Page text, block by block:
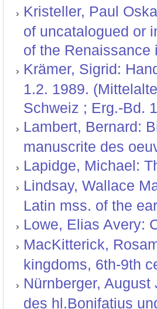
Kristeller, Paul
of uncatalogued or
of the Renaissance
Krämer, Sigrid:
1.2. 1989.
Schweiz ; Erg.-Bd.
Lambert, Bernard:
manuscrite des
Lapidge, Michael:
Lindsay, Wallace
Latin mss. of the
Lowe, Elias Avery:
MacKitterick,
kingdoms, 6th-9th
Nürnberger,
des hl.Bonifatius